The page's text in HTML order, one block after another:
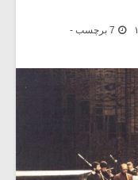
7 برچسب -